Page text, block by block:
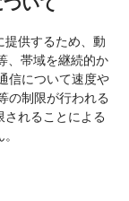
供するため、動
、帯域を継続的か
信について速度や
の制限が行われる
れることによる